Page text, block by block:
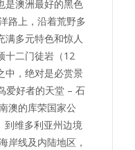
是澳洲最好的黑色
路上，沿着荒野多
满多元特色和惊人
十二门徒岩（12
中，绝对是必赏景
爱好者的天堂 – 石
澳的库荣国家公
维多利亚州边境
岸线及内陆地区，